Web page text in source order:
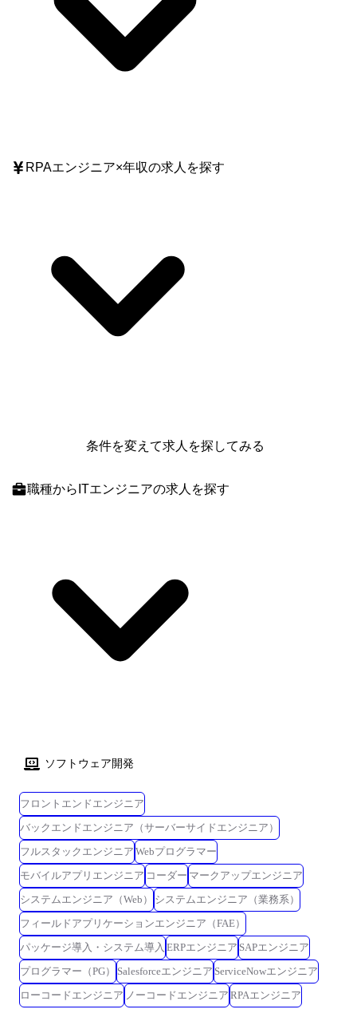
RPAエンジニア×年収の求人を探す
条件を変えて求人を探してみる
職種からITエンジニアの求人を探す
ソフトウェア開発
フロントエンドエンジニア
バックエンドエンジニア（サーバーサイドエンジニア）
フルスタックエンジニア Webプログラマー
モバイルアプリエンジニア コーダー マークアップエンジニア
システムエンジニア（Web）
システムエンジニア（業務系）
フィールドアプリケーションエンジニア（FAE）
パッケージ導入・システム導入 ERPエンジニア SAPエンジニア
プログラマー（PG）
Salesforceエンジニア ServiceNowエンジニア
ローコードエンジニア ノーコードエンジニア RPAエンジニア